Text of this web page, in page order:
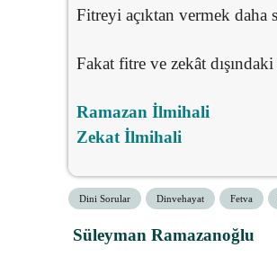
Fitreyi açıktan vermek daha
Fakat fitre ve zekât
Ramazan İlmihali
Zekat İlmihali
Dini Sorular Dinvehayat Fetva
Süleyman Ramazanoğlu